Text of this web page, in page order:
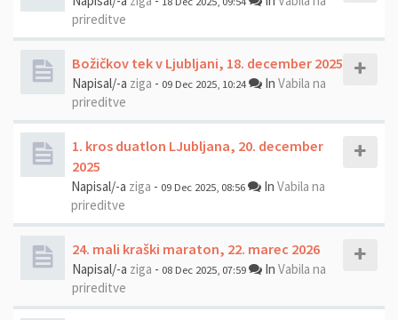
prireditve
Božičkov tek v Ljubljani, 18. december 2025
Napisal/-a ziga - 09 Dec 2025, 10:24 In Vabila na
prireditve
1. kros duatlon LJubljana, 20. december
2025
Napisal/-a ziga - 09 Dec 2025, 08:56 In Vabila na
prireditve
24. mali kraški maraton, 22. marec 2026
Napisal/-a ziga - 08 Dec 2025, 07:59 In Vabila na
prireditve